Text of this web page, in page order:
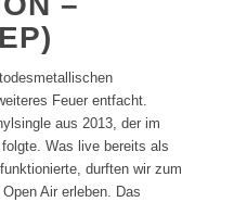
Feuer entfacht.
aus 2013, der im
folgte. Was live bereits als
durften wir zum
Air erleben. Das